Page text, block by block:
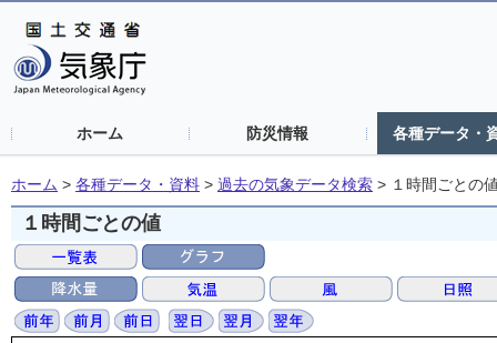
ホーム 防災情報 各種データ・
ホーム > 各種データ・資料 > 過去の気象データ検索 > １時間ごとの
１時間ごとの値